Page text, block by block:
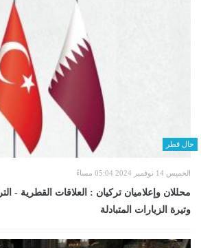
حال قطر
الخميس 14 نوفمبر 2024 05:04 مساءً
محللان وإعلاميان تركيان : العلاقات القطرية -
وتيرة الزيارات المتبادلة